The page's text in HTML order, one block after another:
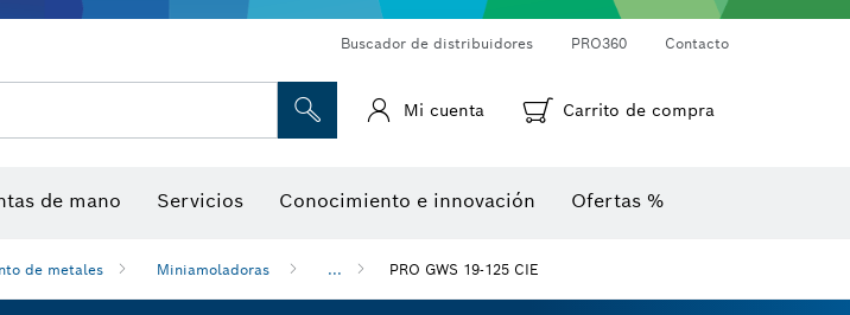
Buscador de distribuidores PRO360 Contacto
Mi cuenta Carrito de compra
de mano Servicios Conocimiento e innovación Ofertas %
de metales Miniamoladoras ... PRO GWS 19-125 CIE